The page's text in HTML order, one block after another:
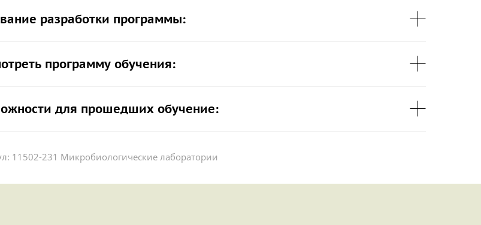
разработки программы:
программу обучения:
для прошедших обучение:
11502-231 Микробиологические лаборатории